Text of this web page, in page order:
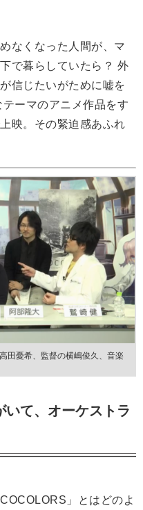
なくなった人間が、マ
で暮らしていたら？ 外
信じたいがために嘘を
ーマのアニメ作品をす
映。その緊迫感あふれ
田憂希、監督の横嶋俊久、音楽
いて、オーケストラ
」とはどのよ